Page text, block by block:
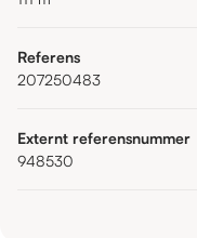
Referens
207250483
Externt referensnummer
948530